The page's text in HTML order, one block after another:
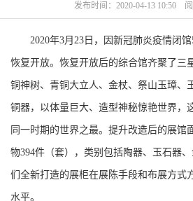
发布时间：2020-04-13 10:50
2020年3月23日，因新冠肺炎疫情闭
恢复开放。恢复开放后的综合馆齐聚了三
铜神树、青铜大立人、金杖、祭山玉璋、
铜器，以体量巨大、造型神秘惊艳世界，
同一时期的世界之最。提升改造后的展馆
物394件（套），类别包括陶器、玉石器
们全新打造的展柜在展陈手段和布展方式
水平。